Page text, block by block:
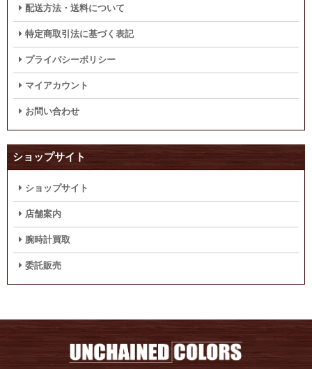
配送方法・送料について
特定商取引法に基づく表記
プライバシーポリシー
マイアカウント
お問い合わせ
ショップサイト
ショップサイト
店舗案内
腕時計買取
委託販売